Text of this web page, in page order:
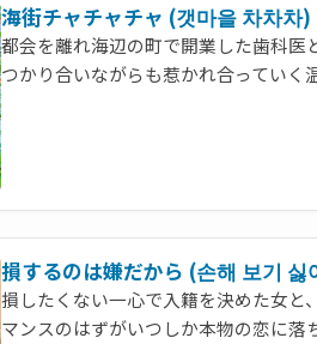
海街チャチャチャ (갯마을 차차차)
都会を離れ海辺の町で開業した歯科医
つかり合いながらも惹かれ合っていく
損するのは嫌だから (손해 보기 싫
損したくない一心で入籍を決めた女と
マンスのはずがいつしか本物の恋に落